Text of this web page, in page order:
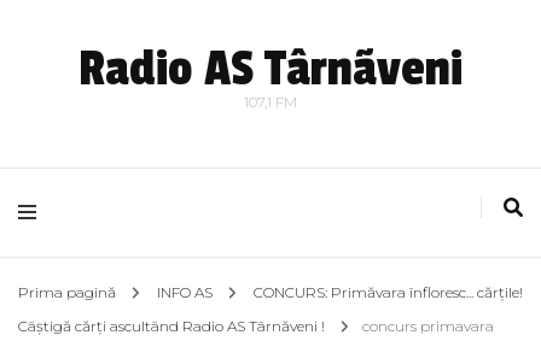
Radio AS Târnãveni
107,1 FM
Prima pagină INFO AS
CONCURS: Primăvara înfloresc... cărțile!
Câștigă cărți ascultând Radio AS Târnăveni !
concurs primavara